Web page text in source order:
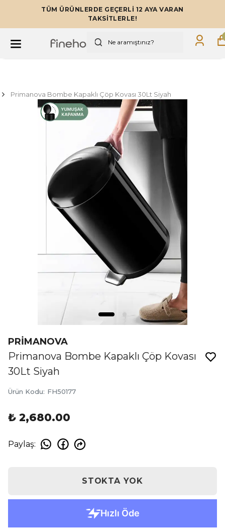
TÜM ÜRÜNLERDE GEÇERLİ 12 AYA VARAN
TAKSİTLERLE!
Primanova Bombe Kapaklı Çöp Kovası 30Lt Siyah
PRİMANOVA
Primanova Bombe Kapaklı Çöp Kovası
30Lt Siyah
Ürün Kodu: FH50177
₺ 2,680.00
Paylaş:
STOKTA YOK